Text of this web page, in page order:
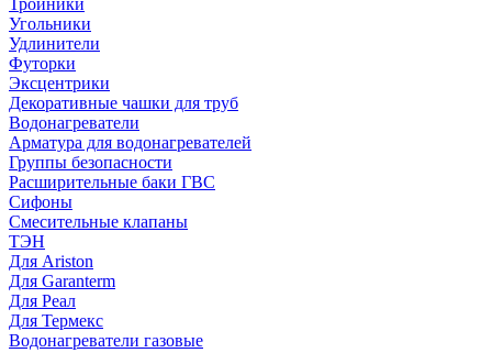
Угольники
Удлинители
Футорки
Эксцентрики
Декоративные чашки для труб
Водонагреватели
Арматура для водонагревателей
Группы безопасности
Расширительные баки ГВС
Сифоны
Смесительные клапаны
ТЭН
Для Ariston
Для Garanterm
Для Реал
Для Термекс
Водонагреватели газовые